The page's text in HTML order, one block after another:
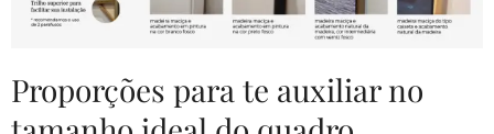
Proporções para te auxiliar no